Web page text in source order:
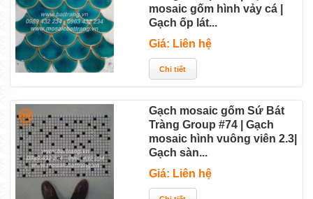
mosaic gốm hình vảy cá |
Gạch ốp lát...
Giá: Liên hệ
Gạch mosaic gốm Sứ Bát
Tràng Group #74 | Gạch
mosaic hình vuông viên 2.3|
Gạch sàn...
Giá: Liên hệ